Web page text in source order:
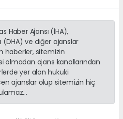
Haber Ajansı (İHA),
(DHA) ve diğer ajanslar
haberler, sitemizin
olmadan ajans kanallarından
yer alan hukuki
ajanslar olup sitemizin hiç